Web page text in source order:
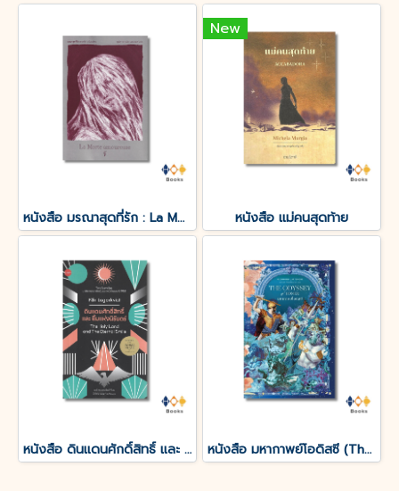
หนังสือ มรณาสุดที่รัก : La Morte amoureuse
New
หนังสือ แม่คนสุดท้าย
หนังสือ ดินแดนศักดิ์สิทธิ์ และ ยิ้มแห่งนิรันดร์ หนังสือ มหากาพย์โอดิสซี (The Odyssey of Homer)